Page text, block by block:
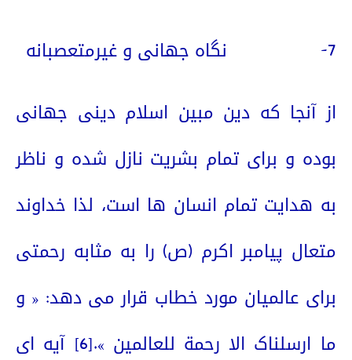
7-
نگاه جهانی و غیرمتعصبانه
از آنجا که دین مبین اسلام دینی جهانی
بوده و برای تمام بشریت نازل شده و ناظر
به هدایت تمام انسان ها است، لذا خداوند
متعال پیامبر اکرم (ص) را به مثابه رحمتی
برای عالمیان مورد خطاب قرار می دهد: « و
ما ارسلناک الا رحمة للعالمین ».[6]
آیه ای